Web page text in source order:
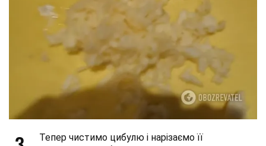
Тепер чистимо цибулю і нарізаємо її